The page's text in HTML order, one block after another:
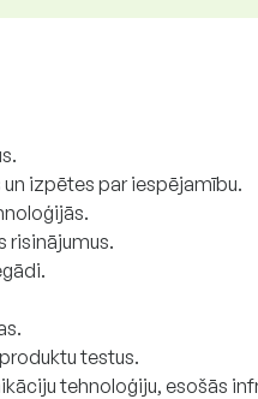
izpētes par iespējamību.
risinājumus.
testus.
tehnoloģiju, esošās